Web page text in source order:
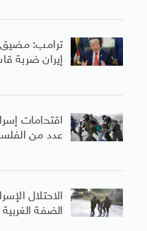
ترامب: مضيق
إيران ضربة
اقتحامات
عدد من
الضفة الغربية